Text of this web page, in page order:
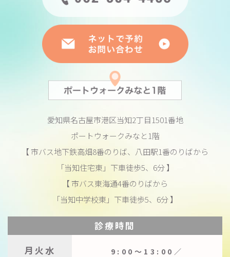
愛知県名古屋市港区当知2丁目1501番地
ポートウォークみなと1階
【 市バス地下鉄高畑8番のりば、八田駅1番のりばから
「当知住宅東」下車徒歩5、6分 】
【 市バス東海通4番のりばから
「当知中学校東」下車徒歩5、6分 】
診療時間
月火水
9:00〜13:00／